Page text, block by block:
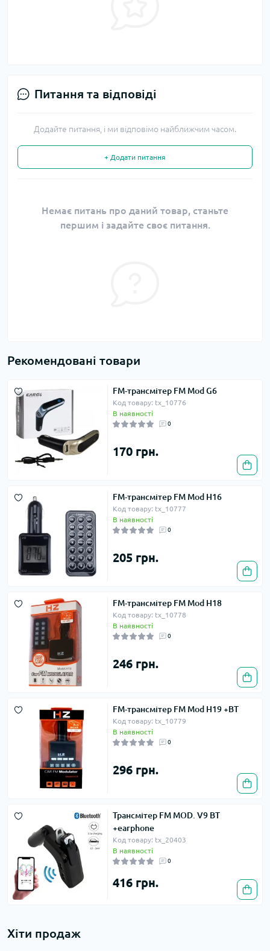
Питання та відповіді
Додайте питання, і ми відповімо найближчим часом.
+ Додати питання
Немає питань про даний товар, станьте
першим і задайте своє питання.
Рекомендовані товари
FM-трансмітер FM Mod G6
Код товару: tx_10776
В наявності
0
170 грн.
FM-трансмітер FM Mod H16
Код товару: tx_10777
В наявності
0
205 грн.
FM-трансмітер FM Mod H18
Код товару: tx_10778
В наявності
0
246 грн.
FM-трансмітер FM Mod H19 +BT
Код товару: tx_10779
В наявності
0
296 грн.
Трансмітер FM MOD. V9 BT
+earphone
Код товару: tx_20403
В наявності
0
416 грн.
Хіти продаж